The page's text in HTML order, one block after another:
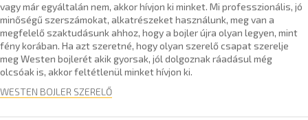
vagy már egyáltalán nem, akkor hívjon ki minket. Mi professzionális, jó
minőségű szerszámokat, alkatrészeket használunk, meg van a
megfelelő szaktudásunk ahhoz, hogy a bojler újra olyan legyen, mint
fény korában. Ha azt szeretné, hogy olyan szerelő csapat szerelje
meg Westen bojlerét akik gyorsak, jól dolgoznak ráadásul még
olcsóak is, akkor feltétlenül minket hívjon ki.
WESTEN BOJLER SZERELŐ